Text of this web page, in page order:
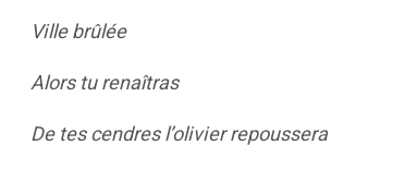
Ville brûlée
Alors tu renaîtras
De tes cendres l’olivier repoussera